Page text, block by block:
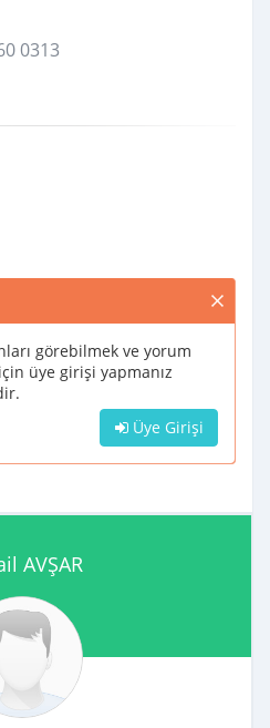
0313
görebilmek ve yorum
üye girişi yapmanız
Üye Girişi
AVŞAR